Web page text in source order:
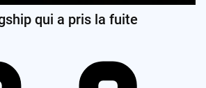
qui a pris la fuite